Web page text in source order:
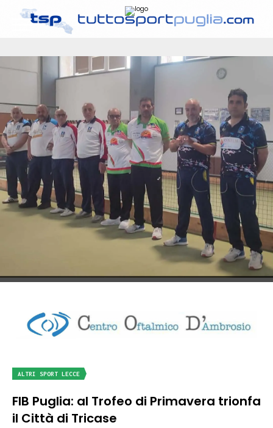
ALTRI SPORT LECCE
FIB Puglia: al Trofeo di Primavera trionfa
il Città di Tricase